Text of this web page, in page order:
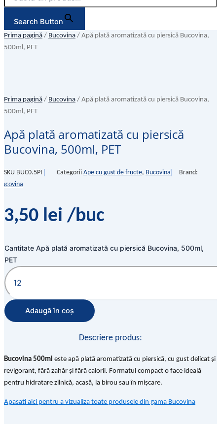
Search Button
Prima pagină / Bucovina / Apă plată aromatizată cu piersică Bucovina,
500ml, PET
Prima pagină / Bucovina / Apă plată aromatizată cu piersică Bucovina,
500ml, PET
Apă plată aromatizată cu piersică
Bucovina, 500ml, PET
SKU BUC0.5PI Categorii Ape cu gust de fructe, Bucovina
Brand:
3,50 lei /buc
Cantitate Apă plată aromatizată cu piersică Bucovina, 500ml,
PET
Adaugă în coș
Descriere produs:
Bucovina 500ml este apă plată aromatizată cu piersică, cu gust delicat și
revigorant, fără zahăr și fără calorii. Formatul compact o face ideală
pentru hidratare zilnică, acasă, la birou sau în mișcare.
Apasati aici pentru a vizualiza toate produsele din gama Bucovina